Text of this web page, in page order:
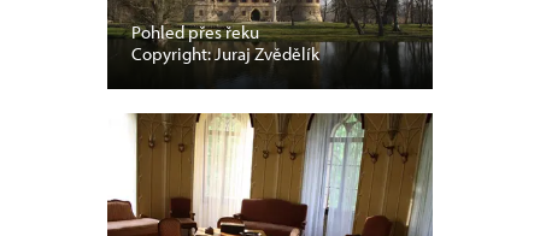
Pohled přes řeku
Copyright: Juraj Zvědělík